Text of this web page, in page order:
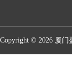
Copyright © 2026 厦门